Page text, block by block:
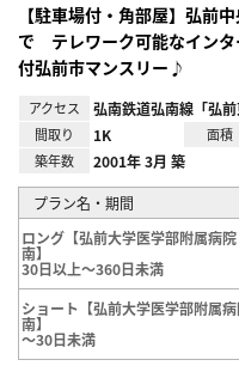
【駐車場付・角部屋】弘前
で テレワーク可能なインタ
付弘前市マンスリー♪
アクセス 弘南鉄道弘南線「弘前
間取り 1K 面積
築年数 2001年 3月 築
プラン名・期間
ロング【弘前大学医学部附属病院
南】
30日以上～360日未満
ショート【弘前大学医学部附属
南】
～30日未満